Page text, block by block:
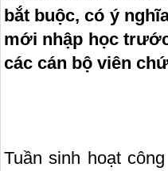
bắt buộc, có ý
mới nhập học
các cán bộ viên
Tuần sinh hoạt